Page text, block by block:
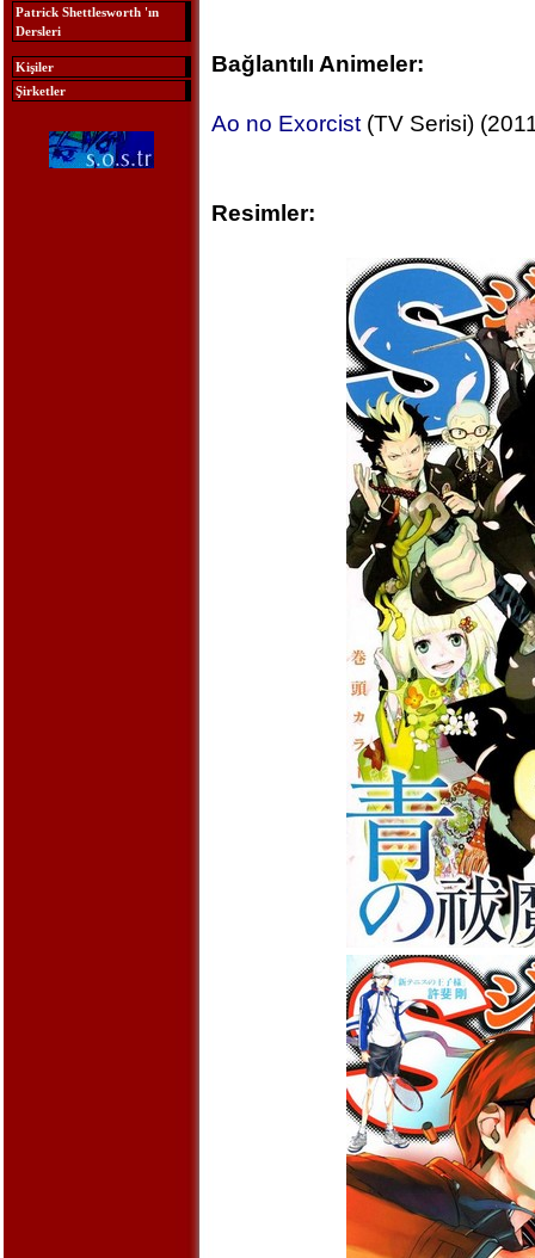
Patrick Shettlesworth 'ın
Dersleri
Kişiler
Şirketler
Bağlantılı Animeler:
Ao no Exorcist(TV Serisi)
Resimler: